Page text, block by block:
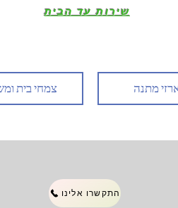
שירות עד הבית
מתנה צמחי בית
התקשרו אלינו